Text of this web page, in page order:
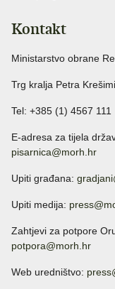
Kontakt
Ministarstvo obrane
Trg kralja Petra
Tel: +385 (1) 4567 111
E-adresa za tijela
pisarnica@morh.hr
Upiti građana:
Upiti medija:
Zahtjevi za potpore
potpora@morh.hr
Web uredništvo: